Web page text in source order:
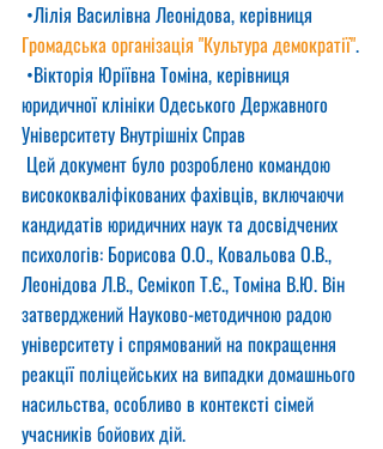
•Лілія Василівна Леонідова, керівниця
Громадська організація "Культура демократії".
•Вікторія Юріївна Томіна, керівниця
юридичної клініки Одеського Державного
Університету Внутрішніх Справ
Цей документ було розроблено командою
висококваліфікованих фахівців, включаючи
кандидатів юридичних наук та досвідчених
психологів: Борисова О.О., Ковальова О.В.,
Леонідова Л.В., Семікоп Т.Є., Томіна В.Ю. Він
затверджений Науково-методичною радою
університету і спрямований на покращення
реакції поліцейських на випадки домашнього
насильства, особливо в контексті сімей
учасників бойових дій.